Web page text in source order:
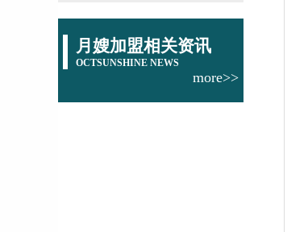
月嫂加盟相关资讯
OCTSUNSHINE NEWS
more>>